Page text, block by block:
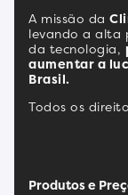
A missão da
levando a alta
da tecnologia,
aumentar a
Brasil.
Todos os
Produtos e